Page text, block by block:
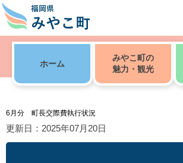
ホーム
みやこ町の
魅力・観光
6月分 町長交際費執行状況
更新日：2025年07月20日